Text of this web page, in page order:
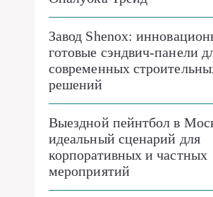
Завод Shenox:
готовые сэндвич-панели
современных
решений
Выездной пейнтбол в
идеальный сценарий для
корпоративных и частных
мероприятий